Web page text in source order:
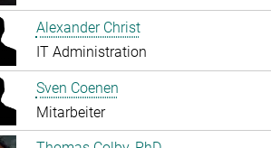
Alexander Christ
IT Administration
Sven Coenen
Mitarbeiter